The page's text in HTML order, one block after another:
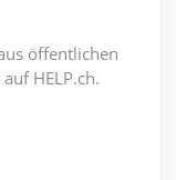
öffentlichen
HELP.ch.